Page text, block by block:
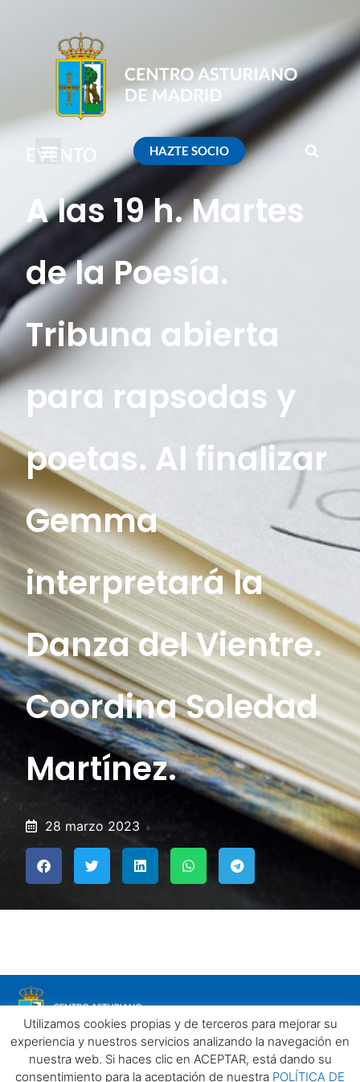
HAZTE SOCIO
EVENTO
A las 19 h. Martes
de la Poesía.
Tribuna abierta
para rapsodas y
poetas. Al finalizar
Gemma
interpretará la
Danza del Vientre.
Coordina Soledad
Martínez.
28 marzo 2023
Utilizamos cookies propias y de terceros para mejorar su
experiencia y nuestros servicios analizando la navegación en
nuestra web. Si haces clic en ACEPTAR, está dando su
consentimiento para la aceptación de nuestra POLÍTICA DE